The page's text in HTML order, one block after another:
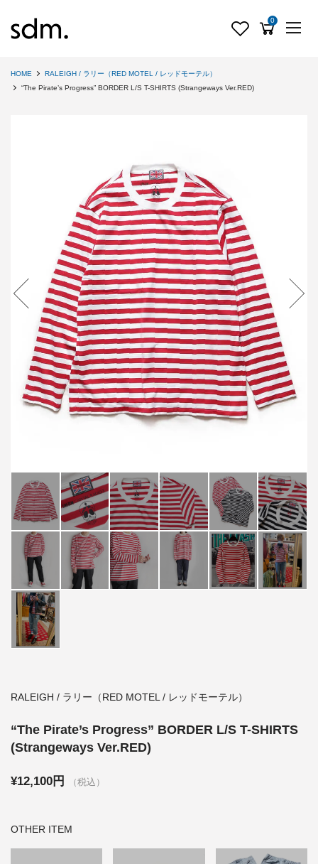
0
HOME
RALEIGH / ラリー（RED MOTEL / レッドモーテル）
“The Pirate’s Progress” BORDER L/S T-SHIRTS (Strangeways Ver.RED)
RALEIGH / ラリー（RED MOTEL / レッドモーテル）
“The Pirate’s Progress” BORDER L/S T-SHIRTS
(Strangeways Ver.RED)
¥12,100円 （税込）
OTHER ITEM